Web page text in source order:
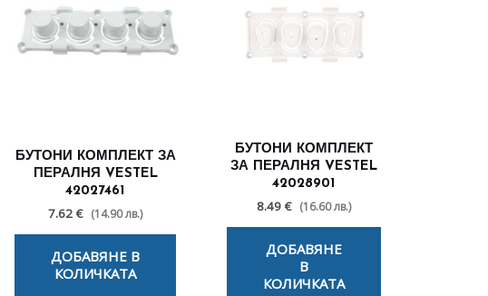
БУТОНИ КОМПЛЕКТ ЗА
ПЕРАЛНЯ VESTEL
42027461
7.62 € (14.90 лв.)
ДОБАВЯНЕ В
КОЛИЧКАТА
БУТОНИ КОМПЛЕКТ
ЗА ПЕРАЛНЯ VESTEL
42028901
8.49 € (16.60 лв.)
ДОБАВЯНЕ
В
КОЛИЧКАТА